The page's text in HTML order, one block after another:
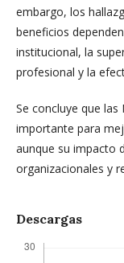
embargo, los
beneficios
institucional, la
profesional y la
Se concluye que
importante para
aunque su impacto
organizacionales y
Descargas